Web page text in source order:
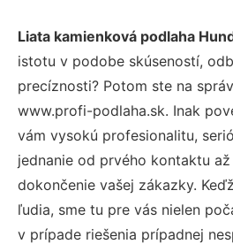
Liata kamienková podlaha
istotu v podobe skúseností,
precíznosti? Potom ste na
www.profi-podlaha.sk. Inak
vám vysokú profesionalitu,
jednanie od prvého kontaktu
dokončenie vašej zákazky.
ľudia, sme tu pre vás nielen
v prípade riešenia prípadnej